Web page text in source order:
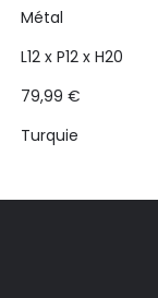
Métal
L12 x P12 x H20
79,99 €
Turquie